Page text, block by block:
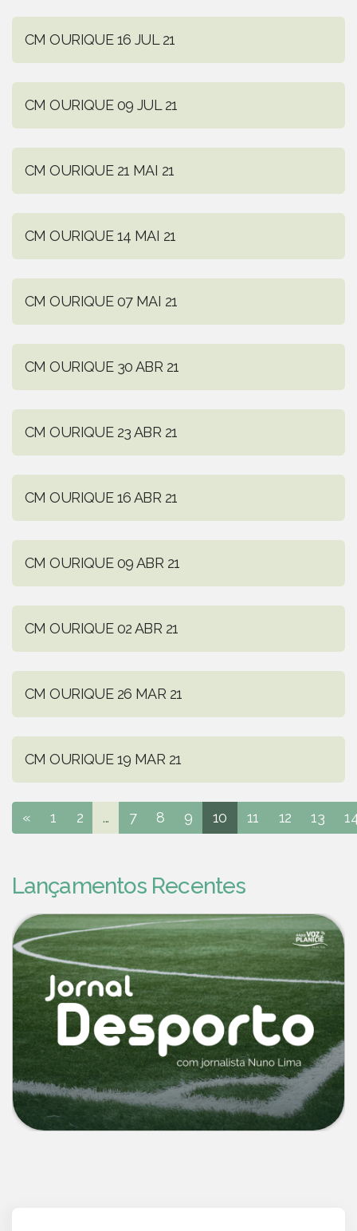
CM OURIQUE 16 JUL 21
CM OURIQUE 09 JUL 21
CM OURIQUE 21 MAI 21
CM OURIQUE 14 MAI 21
CM OURIQUE 07 MAI 21
CM OURIQUE 30 ABR 21
CM OURIQUE 23 ABR 21
CM OURIQUE 16 ABR 21
CM OURIQUE 09 ABR 21
CM OURIQUE 02 ABR 21
CM OURIQUE 26 MAR 21
CM OURIQUE 19 MAR 21
« 1 2 ... 7 8 9 10 11 12 13
Lançamentos Recentes